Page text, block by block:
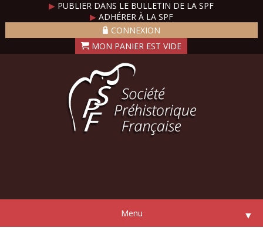
▶ PUBLIER DANS LE BULLETIN DE LA SPF
▶ADHÉRER À LA SPF
CONNEXION
Menu ▼